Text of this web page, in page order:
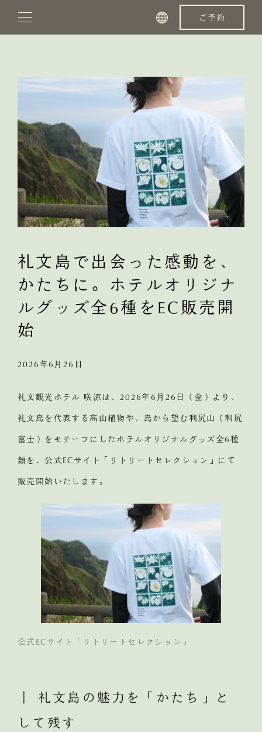
ご予約
礼文島で出会った感動を、
かたちに。ホテルオリジナ
ルグッズ全6種をEC販売開
始
2026年6月26日
礼文観光ホテル 咲涼は、2026年6月26日（金）より、
礼文島を代表する高山植物や、島から望む利尻山（利尻
富士）をモチーフにしたホテルオリジナルグッズ全6種
類を、公式ECサイト「リトリートセレクション」にて
販売開始いたします。
公式ECサイト「リトリートセレクション」
｜ 礼文島の魅力を「かたち」と
して残す